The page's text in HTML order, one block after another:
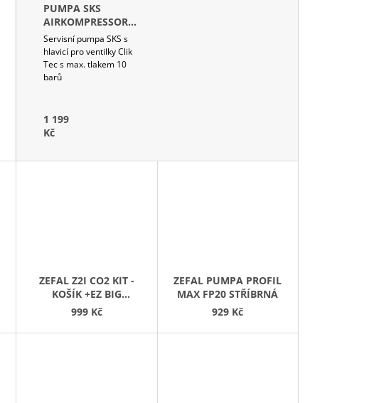
PUMPA SKS
AIRKOMPRESSOR
CLIK TEC 10.0
Servisní pumpa SKS s
hlavicí pro ventilky Clik
Tec s max. tlakem 10
barů
1 199
Kč
ZEFAL Z2I CO2 KIT -
KOŠÍK +EZ BIG
SHOT+2X 25G
999 Kč
ZEFAL PUMPA PROFIL
MAX FP20 STŘÍBRNÁ
929 Kč